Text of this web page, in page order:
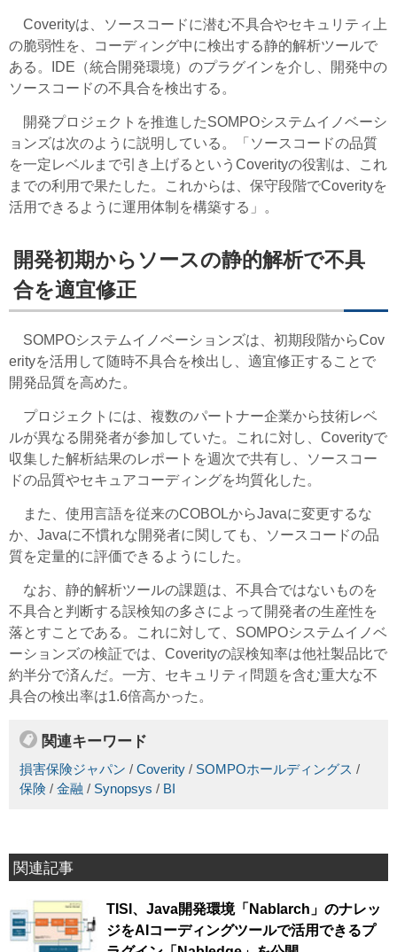
Coverityは、ソースコードに潜む不具合やセキュリティ上
の脆弱性を、コーディング中に検出する静的解析ツールで
ある。IDE（統合開発環境）のプラグインを介し、開発中の
ソースコードの不具合を検出する。
開発プロジェクトを推進したSOMPOシステムイノベーシ
ョンズは次のように説明している。「ソースコードの品質
を一定レベルまで引き上げるというCoverityの役割は、これ
までの利用で果たした。これからは、保守段階でCoverityを
活用できるように運用体制を構築する」。
開発初期からソースの静的解析で不具
合を適宜修正
SOMPOシステムイノベーションズは、初期段階からCov
erityを活用して随時不具合を検出し、適宜修正することで
開発品質を高めた。
プロジェクトには、複数のパートナー企業から技術レベ
ルが異なる開発者が参加していた。これに対し、Coverityで
収集した解析結果のレポートを週次で共有し、ソースコー
ドの品質やセキュアコーディングを均質化した。
また、使用言語を従来のCOBOLからJavaに変更するな
か、Javaに不慣れな開発者に関しても、ソースコードの品
質を定量的に評価できるようにした。
なお、静的解析ツールの課題は、不具合ではないものを
不具合と判断する誤検知の多さによって開発者の生産性を
落とすことである。これに対して、SOMPOシステムイノベ
ーションズの検証では、Coverityの誤検知率は他社製品比で
約半分で済んだ。一方、セキュリティ問題を含む重大な不
具合の検出率は1.6倍高かった。
関連キーワード
損害保険ジャパン / Coverity / SOMPOホールディングス /
保険 / 金融 / Synopsys / BI
関連記事
TISI、Java開発環境「Nablarch」のナレッ
ジをAIコーディングツールで活用できるプ